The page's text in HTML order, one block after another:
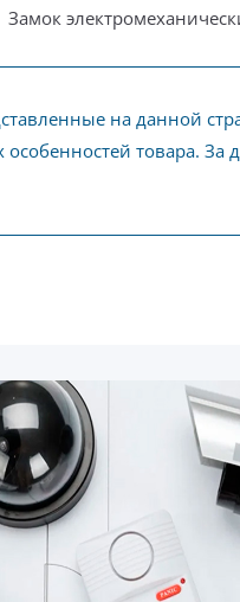
Замок
на данной
особенностей товара. За